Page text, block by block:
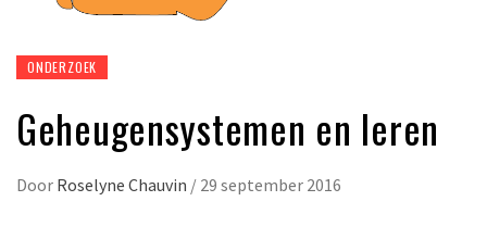
ONDERZOEK
Geheugensystemen en leren
Door Roselyne Chauvin / 29 september 2016